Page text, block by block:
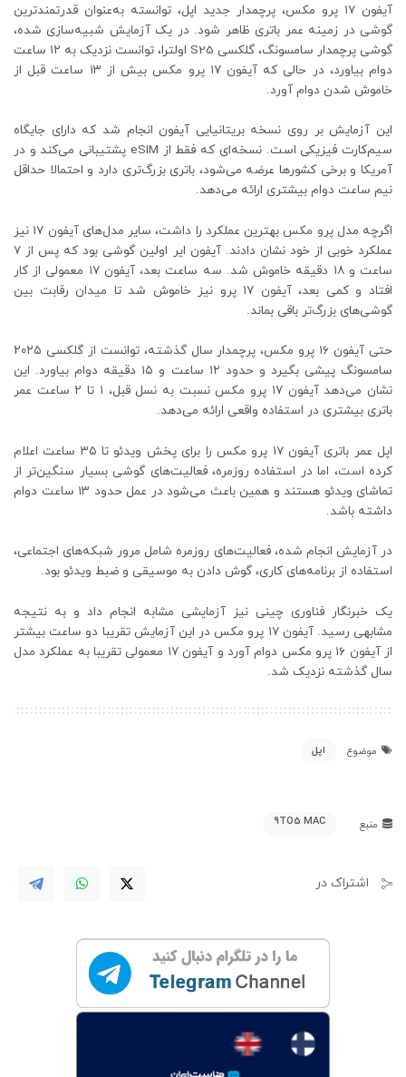
آیفون ۱۷ پرو مکس، پرچمدار جدید اپل، توانسته به‌عنوان قدرتمندترین
گوشی در زمینه عمر باتری ظاهر شود. در یک آزمایش شبیه‌سازی شده،
گوشی پرچمدار سامسونگ، گلکسی S25 اولترا، توانست نزدیک به ۱۲ ساعت
دوام بیاورد، در حالی که آیفون ۱۷ پرو مکس بیش از ۱۳ ساعت قبل از
خاموش شدن دوام آورد.
این آزمایش بر روی نسخه بریتانیایی آیفون انجام شد که دارای جایگاه
سیم‌کارت فیزیکی است. نسخه‌ای که فقط از eSIM پشتیبانی می‌کند و در
آمریکا و برخی کشورها عرضه می‌شود، باتری بزرگ‌تری دارد و احتمالا حداقل
نیم ساعت دوام بیشتری ارائه می‌دهد.
اگرچه مدل پرو مکس بهترین عملکرد را داشت، سایر مدل‌های آیفون ۱۷ نیز
عملکرد خوبی از خود نشان دادند. آیفون ایر اولین گوشی بود که پس از ۷
ساعت و ۱۸ دقیقه خاموش شد. سه ساعت بعد، آیفون ۱۷ معمولی از کار
افتاد و کمی بعد، آیفون ۱۷ پرو نیز خاموش شد تا میدان رقابت بین
گوشی‌های بزرگ‌تر باقی بماند.
حتی آیفون ۱۶ پرو مکس، پرچمدار سال گذشته، توانست از گلکسی ۲۰۲۵
سامسونگ پیشی بگیرد و حدود ۱۲ ساعت و ۱۵ دقیقه دوام بیاورد. این
نشان می‌دهد آیفون ۱۷ پرو مکس نسبت به نسل قبل، ۱ تا ۲ ساعت عمر
باتری بیشتری در استفاده واقعی ارائه می‌دهد.
اپل عمر باتری آیفون ۱۷ پرو مکس را برای پخش ویدئو تا ۳۵ ساعت اعلام
کرده است، اما در استفاده روزمره، فعالیت‌های گوشی بسیار سنگین‌تر از
تماشای ویدئو هستند و همین باعث می‌شود در عمل حدود ۱۳ ساعت دوام
داشته باشد.
در آزمایش انجام شده، فعالیت‌های روزمره شامل مرور شبکه‌های اجتماعی،
استفاده از برنامه‌های کاری، گوش دادن به موسیقی و ضبط ویدئو بود.
یک خبرنگار فناوری چینی نیز آزمایشی مشابه انجام داد و به نتیجه
مشابهی رسید. آیفون ۱۷ پرو مکس در این آزمایش تقریبا دو ساعت بیشتر
از آیفون ۱۶ پرو مکس دوام آورد و آیفون ۱۷ معمولی تقریبا به عملکرد مدل
سال گذشته نزدیک شد.
موضوع اپل
منبع 9TO5 MAC
اشتراک در